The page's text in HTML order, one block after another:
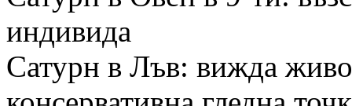
индивида
Сатурн в Лъв: вижда